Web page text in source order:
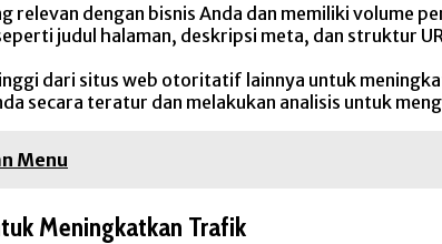
relevan dengan bisnis Anda dan memiliki volume
judul halaman, deskripsi meta, dan struktur
dari situs web otoritatif lainnya untuk
secara teratur dan melakukan analisis untuk
Menu
Meningkatkan Trafik